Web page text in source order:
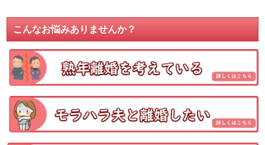
こんなお悩みありませんか？